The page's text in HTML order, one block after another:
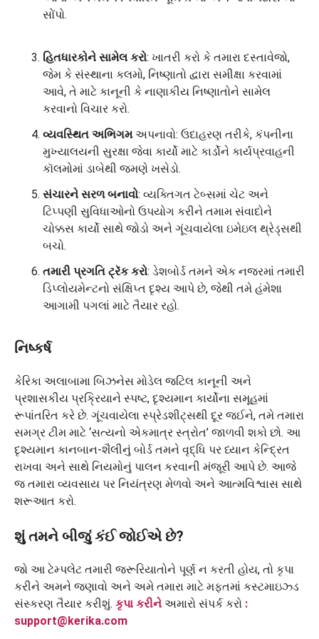
સોંપો.
હિતધારકોને સામેલ કરો: ખાતરી કરો કે તમારા દસ્તાવેજો,
જેમ કે સંસ્થાના કલમો, નિષ્ણાતો દ્વારા સમીક્ષા કરવામાં
આવે, તે માટે કાનૂની કે નાણાકીય નિષ્ણાતોને સામેલ
કરવાનો વિચાર કરો.
વ્યવસ્થિત અભિગમઅપનાવો: ઉદાહરણ તરીકે, કંપનીના
મુખ્યાલયની સુરક્ષા જેવા કાર્યો માટે કાર્ડોને કાર્યપ્રવાહની
કૉલમોમાં ડાબેથી જમણે ખસેડો.
સંચારને સરળ બનાવો: વ્યક્તિગત ટેબ્સમાં ચેટ અને
ટિપ્પણી સુવિધાઓનો ઉપયોગ કરીને તમામ સંવાદોને
ચોક્કસ કાર્યો સાથે જોડો અને ગૂંચવાયેલા ઇમેઇલ થ્રેડ્સથી
બચો.
તમારી પ્રગતિ ટ્રૅક કરો: ડેશબોર્ડ તમને એક નજરમાં તમારી
ડિપ્લોયમેન્ટનો સંક્ષિપ્ત દૃશ્ય આપે છે, જેથી તમે હંમેશા
આગામી પગલાં માટે તૈયાર રહો.
નિષ્કર્ષ
કેરિકા અલાબામા બિઝનેસ મોડેલ જટિલ કાનૂની અને
પ્રશાસકીય પ્રક્રિયાને સ્પષ્ટ, દૃશ્યમાન કાર્યોના સમૂહમાં
રૂપાંતરિત કરે છે. ગૂંચવાયેલા સ્પ્રેડશીટ્સથી દૂર જઈને, તમે તમારા
સમગ્ર ટીમ માટે ‘સત્યનો એકમાત્ર સ્ત્રોત’ જાળવી શકો છો. આ
દૃશ્યમાન કાનબાન-શૈલીનું બોર્ડ તમને વૃદ્ધિ પર ધ્યાન કેન્દ્રિત
રાખવા અને સાથે નિયમોનું પાલન કરવાની મંજૂરી આપે છે. આજે
જ તમારા વ્યવસાય પર નિયંત્રણ મેળવો અને આત્મવિશ્વાસ સાથે
શરૂઆત કરો.
શું તમને બીજું કંઈ જોઈએ છે?
જો આ ટેમ્પલેટ તમારી જરૂરિયાતોને પૂર્ણ ન કરતી હોય, તો કૃપા
કરીને અમને જણાવો અને અમે તમારા માટે મફતમાં કસ્ટમાઇઝ્ડ
સંસ્કરણ તૈયાર કરીશું. કૃપા કરીને અમારો સંપર્ક કરો :
support@kerika.com